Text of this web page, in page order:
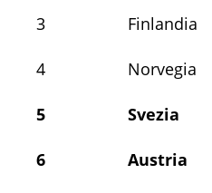
3 Finlandia
4 Norvegia
5 Svezia
6 Austria